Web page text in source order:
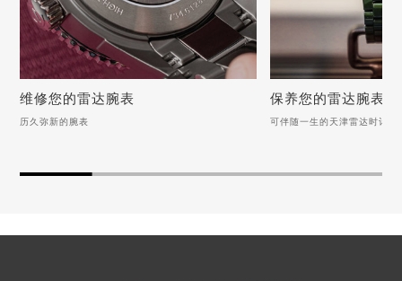
历久弥新的腕表
维修您的雷达腕表
历久弥新的腕表
可伴随一生的天津雷达时计
保养您的雷达腕表
可伴随一生的天津雷达时计